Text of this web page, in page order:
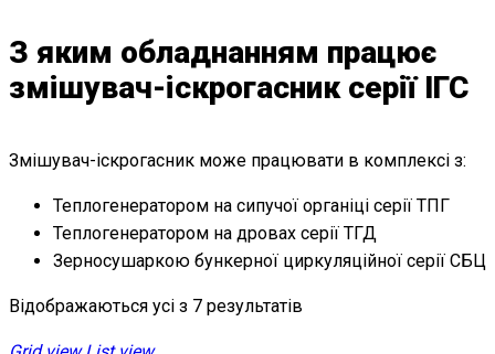
З яким обладнанням працює
змішувач-іскрогасник серії ІГС
Змішувач-іскрогасник може працювати в комплексі з:
Теплогенератором на сипучої органіці серії ТПГ
Теплогенератором на дровах серії ТГД
Зерносушаркою бункерної циркуляційної серії СБЦ
Відображаються усі з 7 результатів